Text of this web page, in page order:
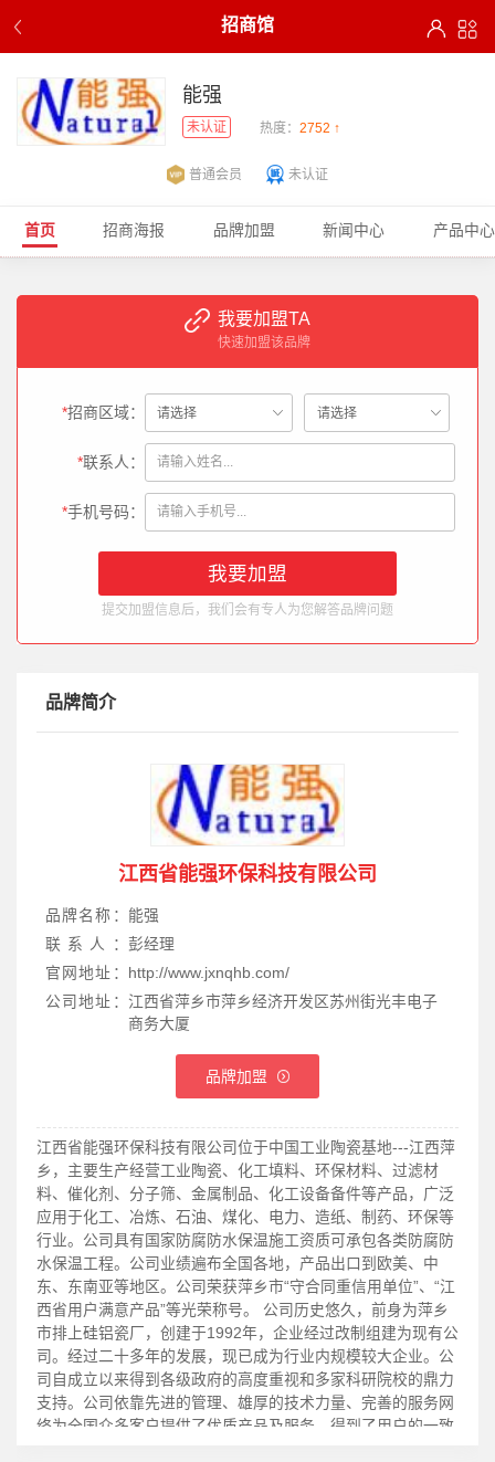
招商馆
能强
未认证 热度： 2752 ↑
普通会员 未认证
首页 招商海报 品牌加盟 新闻中心 产品中心
我要加盟TA
快速加盟该品牌
*招商区域：
*联系人：
*手机号码：
提交加盟信息后，我们会有专人为您解答品牌问题
品牌简介
江西省能强环保科技有限公司
品牌名称： 能强
联系人： 彭经理
官网地址： http://www.jxnqhb.com/
公司地址： 江西省萍乡市萍乡经济开发区苏州街光丰电子
商务大厦
品牌加盟
江西省能强环保科技有限公司位于中国工业陶瓷基地---江西萍
乡，主要生产经营工业陶瓷、化工填料、环保材料、过滤材
料、催化剂、分子筛、金属制品、化工设备备件等产品，广泛
应用于化工、冶炼、石油、煤化、电力、造纸、制药、环保等
行业。公司具有国家防腐防水保温施工资质可承包各类防腐防
水保温工程。公司业绩遍布全国各地，产品出口到欧美、中
东、东南亚等地区。公司荣获萍乡市“守合同重信用单位”、“江
西省用户满意产品”等光荣称号。 公司历史悠久，前身为萍乡
市排上硅铝瓷厂，创建于1992年，企业经过改制组建为现有公
司。经过二十多年的发展，现已成为行业内规模较大企业。公
司自成立以来得到各级政府的高度重视和多家科研院校的鼎力
支持。公司依靠先进的管理、雄厚的技术力量、完善的服务网
络为全国众多客户提供了优质产品及服务，得到了用户的一致